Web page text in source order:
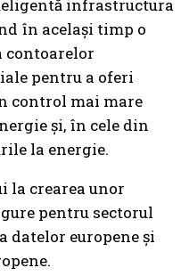
infrastructura
în același timp o
contoarelor
pentru a oferi
control mai mare
și, în cele din
la energie.
la crearea unor
pentru sectorul
datelor europene și